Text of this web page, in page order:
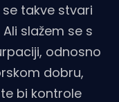
takve stvari
slažem se s
odnosno
dobru,
bi kontrole